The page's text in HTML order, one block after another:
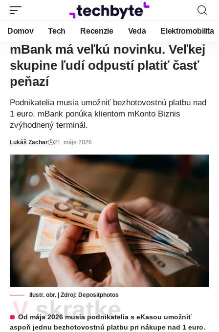
Domov Tech Recenzie Veda Elektromobilita
mBank má veľkú novinku. Veľkej
skupine ľudí odpustí platiť časť
peňazí
Podnikatelia musia umožniť bezhotovostnú platbu nad
1 euro. mBank ponúka klientom mKonto Biznis
zvýhodnený terminál.
Lukáš Zachar 21. mája 2026
Ilustr. obr. | Zdroj: Depositphotos
V skratke
Od mája 2026 musia podnikatelia s eKasou umožniť
aspoň jednu bezhotovostnú platbu pri nákupe nad 1 euro.